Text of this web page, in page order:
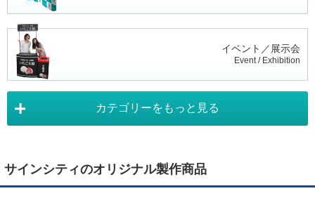
イベント／展示会
Event / Exhibition
Tapestry
カテゴリーをもっと見る
サインシティのオリジナル製作商品